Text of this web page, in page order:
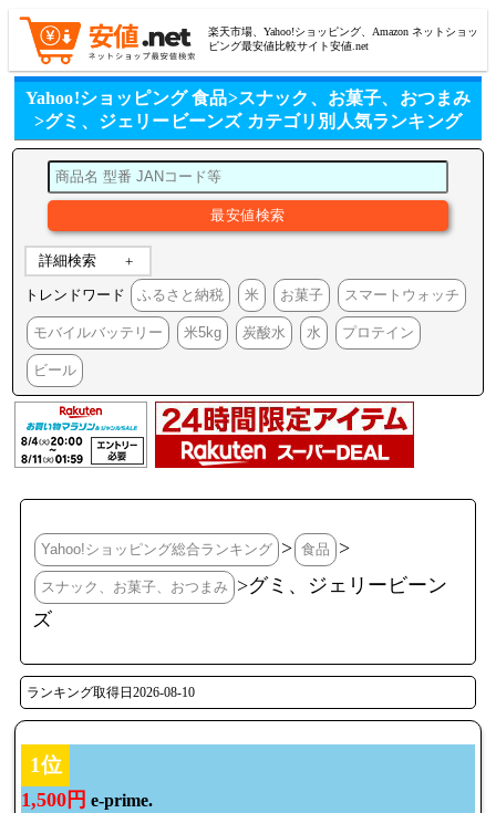
楽天市場、Yahoo!ショッピング、Amazon ネットショッ
ピング最安値比較サイト安値.net
Yahoo!ショッピング 食品>スナック、お菓子、おつまみ
>グミ、ジェリービーンズ カテゴリ別人気ランキング
詳細検索
トレンドワード ふるさと納税 米 お菓子 スマートウォッチ
モバイルバッテリー 米5kg 炭酸水 水 プロテイン
ビール
Yahoo!ショッピング総合ランキング > 食品 >
スナック、お菓子、おつまみ
>グミ、ジェリービーン
ズ
ランキング取得日2026-08-10
1位
1,500円 e-prime.